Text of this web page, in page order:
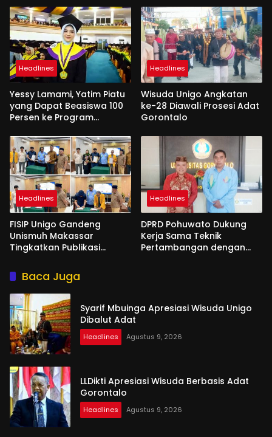
Headlines
Yessy Lamami, Yatim Piatu
yang Dapat Beasiswa 100
Persen ke Program
Headlines
Wisuda Unigo Angkatan
ke-28 Diawali Prosesi Adat
Gorontalo
Headlines
FISIP Unigo Gandeng
Unismuh Makassar
Tingkatkan Publikasi
Headlines
DPRD Pohuwato Dukung
Kerja Sama Teknik
Pertambangan dengan
Baca Juga
Syarif Mbuinga Apresiasi Wisuda Unigo
Dibalut Adat
Headlines Agustus 9, 2026
LLDikti Apresiasi Wisuda Berbasis Adat
Gorontalo
Headlines Agustus 9, 2026